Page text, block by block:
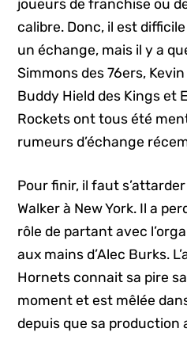
joueurs de franchise ou
calibre. Donc, il est
un échange, mais il y a
Simmons des 76ers,
Buddy Hield des Kings et
Rockets ont tous été
rumeurs d’échange
Pour finir, il faut
Walker à New York. Il a
rôle de partant avec
aux mains d’Alec Burks.
Hornets connait sa pire
moment et est mêlée
depuis que sa production